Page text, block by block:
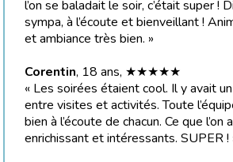
l’on se baladait le soir, c’était super !
sympa, à l’écoute et bienveillant !
et ambiance très bien. »
Corentin, 18 ans, ★★★★★
« Les soirées étaient cool. Il y avait
entre visites et activités. Toute
bien à l’écoute de chacun. Ce que
enrichissant et intéressants. SUPER !